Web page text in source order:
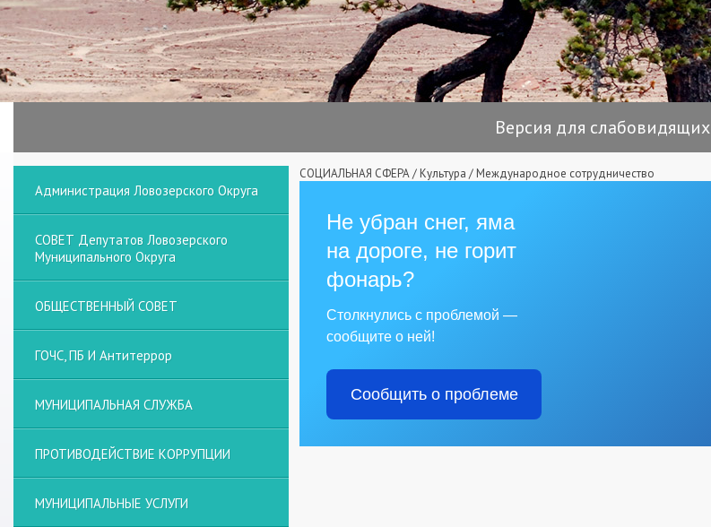
Версия для слабовидящих
СОЦИАЛЬНАЯ СФЕРА/ Культура / Международное сотрудничество
Не убран снег, яма
на дороге, не горит
фонарь?
Столкнулись с проблемой —
сообщите о ней!
Сообщить о проблеме
Администрация Ловозерского Округа
СОВЕТ Депутатов Ловозерского
Муниципального Округа
ОБЩЕСТВЕННЫЙ СОВЕТ
ГОЧС, ПБ И Антитеррор
МУНИЦИПАЛЬНАЯ СЛУЖБА
ПРОТИВОДЕЙСТВИЕ КОРРУПЦИИ
МУНИЦИПАЛЬНЫЕ УСЛУГИ